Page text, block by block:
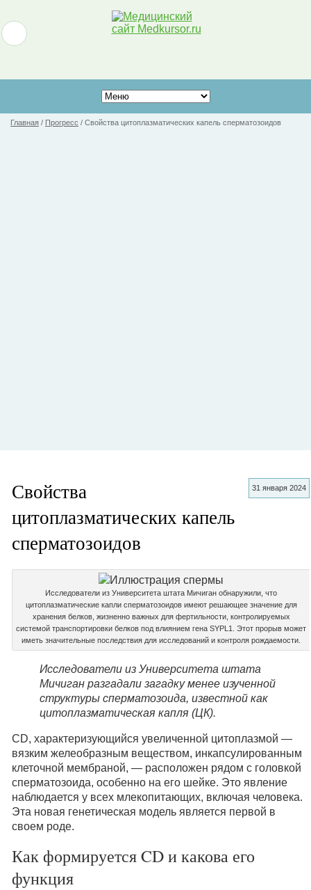
Главная / Прогресс / Свойства цитоплазматических капель сперматозоидов
31 января 2024
Свойства
цитоплазматических капель
сперматозоидов
Исследователи из Университета штата Мичиган обнаружили, что
цитоплазматические капли сперматозоидов имеют решающее значение для
хранения белков, жизненно важных для фертильности, контролируемых
системой транспортировки белков под влиянием гена SYPL1. Этот прорыв может
иметь значительные последствия для исследований и контроля рождаемости.
Исследователи из Университета штата
Мичиган разгадали загадку менее изученной
структуры сперматозоида, известной как
цитоплазматическая капля (ЦК).
CD, характеризующийся увеличенной цитоплазмой —
вязким желеобразным веществом, инкапсулированным
клеточной мембраной, — расположен рядом с головкой
сперматозоида, особенно на его шейке. Это явление
наблюдается у всех млекопитающих, включая человека.
Эта новая генетическая модель является первой в
своем роде.
Как формируется CD и какова его
функция